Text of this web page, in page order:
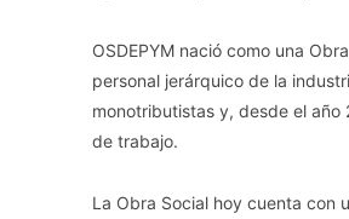
OSDEPYM nació como una
personal jerárquico de la
monotributistas y, desde el
de trabajo.
La Obra Social hoy cuenta con